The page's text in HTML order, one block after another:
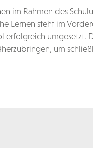
im Rahmen des
Lernen steht im
erfolgreich umgesetzt.
um